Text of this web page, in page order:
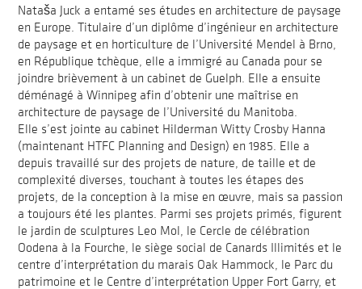
Nataša Juck a entamé ses études en architecture de paysage
en Europe. Titulaire d’un diplôme d’ingénieur en architecture
de paysage et en horticulture de l’Université Mendel à Brno,
en République tchèque, elle a immigré au Canada pour se
joindre brièvement à un cabinet de Guelph. Elle a ensuite
déménagé à Winnipeg afin d’obtenir une maîtrise en
architecture de paysage de l’Université du Manitoba.
Elle s’est jointe au cabinet Hilderman Witty Crosby Hanna
(maintenant HTFC Planning and Design) en 1985. Elle a
depuis travaillé sur des projets de nature, de taille et de
complexité diverses, touchant à toutes les étapes des
projets, de la conception à la mise en œuvre, mais sa passion
a toujours été les plantes. Parmi ses projets primés, figurent
le jardin de sculptures Leo Mol, le Cercle de célébration
Oodena à la Fourche, le siège social de Canards Illimités et le
centre d’interprétation du marais Oak Hammock, le Parc du
patrimoine et le Centre d’interprétation Upper Fort Garry, et